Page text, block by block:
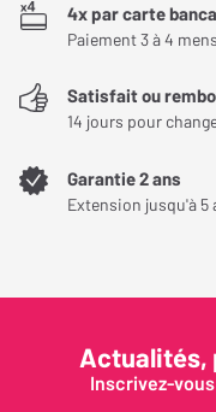
4x par carte
Paiement 3 à 4
Satisfait ou
14 jours pour
Garantie 2 ans
Extension jusqu'à 5
Actualités,
Inscrivez-